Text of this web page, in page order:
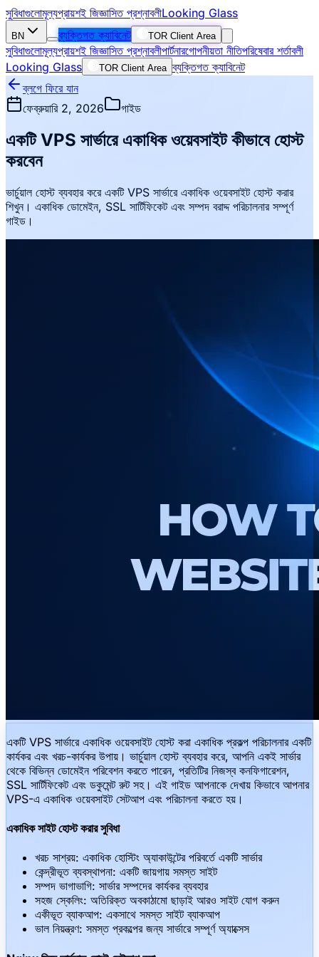
সুবিধাগুলোমূল্যপ্রায়শই জিজ্ঞাসিত প্রশ্নাবলীLooking Glass
BN ব্যক্তিগত ক্যাবিনেট TOR Client Area
সুবিধাগুলোমূল্যপ্রায়শই জিজ্ঞাসিত প্রশ্নাবলীপার্টনারগোপনীয়তা নীতিপরিষেবার শর্তাবলী
Looking Glass
TOR Client Area ব্যক্তিগত ক্যাবিনেট
ব্লগে ফিরে যান
ফেব্রুয়ারি 2, 2026
গাইড
একটি VPS সার্ভারে একাধিক ওয়েবসাইট কীভাবে হোস্ট
করবেন
ভার্চুয়াল হোস্ট ব্যবহার করে একটি VPS সার্ভারে একাধিক ওয়েবসাইট হোস্ট করার
শিখুন। একাধিক ডোমেইন, SSL সার্টিফিকেট এবং সম্পদ বরাদ্দ পরিচালনার সম্পূর্ণ
গাইড।
একটি VPS সার্ভারে একাধিক ওয়েবসাইট হোস্ট করা একাধিক প্রকল্প পরিচালনার একটি
কার্যকর এবং খরচ-কার্যকর উপায়। ভার্চুয়াল হোস্ট ব্যবহার করে, আপনি একই সার্ভার
থেকে বিভিন্ন ডোমেইন পরিবেশন করতে পারেন, প্রতিটির নিজস্ব কনফিগারেশন,
SSL সার্টিফিকেট এবং ডকুমেন্ট রুট সহ। এই গাইড আপনাকে দেখায় কিভাবে আপনার
VPS-এ একাধিক ওয়েবসাইট সেটআপ এবং পরিচালনা করতে হয়।
একাধিক সাইট হোস্ট করার সুবিধা
খরচ সাশ্রয়: একাধিক হোস্টিং অ্যাকাউন্টের পরিবর্তে একটি সার্ভার
কেন্দ্রীভূত ব্যবস্থাপনা: একটি জায়গায় সমস্ত সাইট
সম্পদ ভাগাভাগি: সার্ভার সম্পদের কার্যকর ব্যবহার
সহজ স্কেলিং: অতিরিক্ত অবকাঠামো ছাড়াই আরও সাইট যোগ করুন
একীভূত ব্যাকআপ: একসাথে সমস্ত সাইট ব্যাকআপ
ভাল নিয়ন্ত্রণ: সমস্ত প্রকল্পের জন্য সার্ভারে সম্পূর্ণ অ্যাক্সেস